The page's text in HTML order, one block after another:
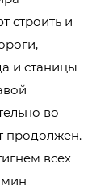
строить и
и станицы
во
продолжен.
всех